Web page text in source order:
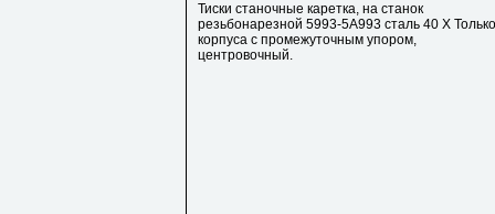
Тиски станочные каретка, на станок
резьбонарезной 5993-5А993 сталь 40 Х Только
корпуса с промежуточным упором,
центровочный.